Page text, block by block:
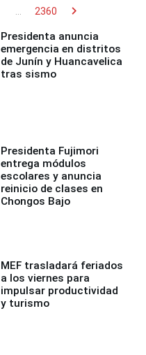
2360 chevron_right
Presidenta anuncia
emergencia en distritos
de Junín y Huancavelica
tras sismo
Presidenta Fujimori
entrega módulos
escolares y anuncia
reinicio de clases en
Chongos Bajo
MEF trasladará feriados
a los viernes para
impulsar productividad
y turismo